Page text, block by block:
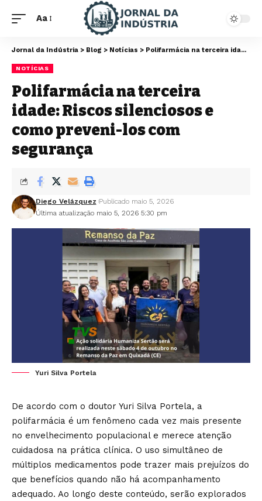
Aa
Jornal da Indústria > Blog > Notícias > Polifarmácia na terceira idade: Riscos silenciosos e como preveni-los com segurança
NOTÍCIAS
Polifarmácia na terceira
idade: Riscos silenciosos e
como preveni-los com
segurança
Última atualização maio 5, 2026 5:30 pm
Diego Velázquez Publicado maio 5, 2026
Yuri Silva Portela
De acordo com o doutor Yuri Silva Portela, a
polifarmácia é um fenômeno cada vez mais presente
no envelhecimento populacional e merece atenção
cuidadosa na prática clínica. O uso simultâneo de
múltiplos medicamentos pode trazer mais prejuízos do
que benefícios quando não há acompanhamento
adequado. Ao longo deste conteúdo, serão explorados